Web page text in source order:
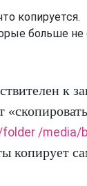
копируется.
больше
к
/media/
копирует